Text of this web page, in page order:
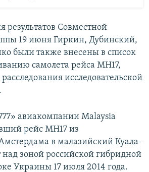
результатов Совместной
19 июня Гиркин, Дубинский,
были также внесены в список
самолета рейса MH17,
исследовательской
авиакомпании Malaysia
рейс MH17 из
в малазийский Куала-
зоной российской гибридной
Украины 17 июля 2014 года.